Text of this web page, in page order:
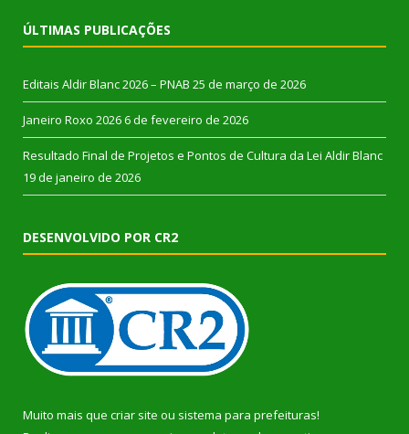
ÚLTIMAS PUBLICAÇÕES
Editais Aldir Blanc 2026 – PNAB 25 de março de 2026
Janeiro Roxo 2026 6 de fevereiro de 2026
Resultado Final de Projetos e Pontos de Cultura da Lei Aldir Blanc
19 de janeiro de 2026
DESENVOLVIDO POR CR2
Muito mais que criar site ou sistema para prefeituras!